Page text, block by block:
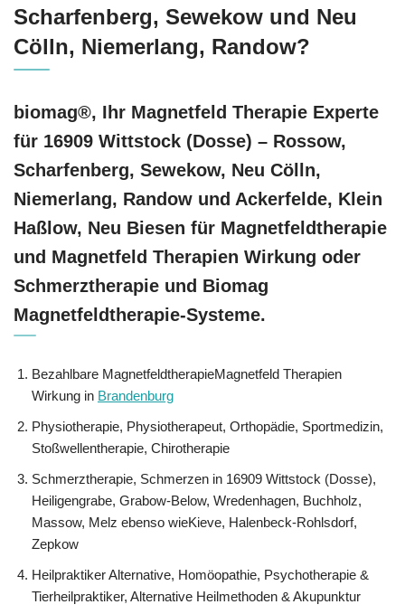
Scharfenberg, Sewekow und Neu
Cölln, Niemerlang, Randow?
biomag®, Ihr Magnetfeld Therapie Experte
für 16909 Wittstock (Dosse) – Rossow,
Scharfenberg, Sewekow, Neu Cölln,
Niemerlang, Randow und Ackerfelde, Klein
Haßlow, Neu Biesen für Magnetfeldtherapie
und Magnetfeld Therapien Wirkung oder
Schmerztherapie und Biomag
Magnetfeldtherapie-Systeme.
Bezahlbare MagnetfeldtherapieMagnetfeld Therapien
Wirkung in Brandenburg
Physiotherapie, Physiotherapeut, Orthopädie, Sportmedizin,
Stoßwellentherapie, Chirotherapie
Schmerztherapie, Schmerzen in 16909 Wittstock (Dosse),
Heiligengrabe, Grabow-Below, Wredenhagen, Buchholz,
Massow, Melz ebenso wieKieve, Halenbeck-Rohlsdorf,
Zepkow
Heilpraktiker Alternative, ‎Homöopathie, ‎Psychotherapie &
‎Tierheilpraktiker, Alternative Heilmethoden & Akupunktur